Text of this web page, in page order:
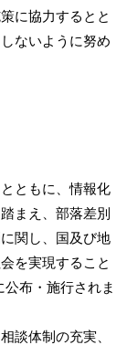
に協力するとと
ないように努め
ともに、情報化
まえ、部落差別
関し、国及び地
を実現すること
公布・施行されま
談体制の充実、